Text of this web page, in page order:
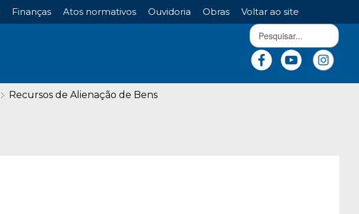
Finanças Atos normativos Ouvidoria Obras Voltar ao site
Recursos de Alienação de Bens